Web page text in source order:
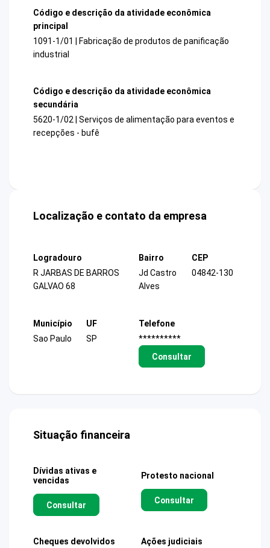
Código e descrição da atividade econômica
principal
1091-1/01 | Fabricação de produtos de panificação
industrial
Código e descrição da atividade econômica
secundária
5620-1/02 | Serviços de alimentação para eventos e
recepções - bufê
Localização e contato da empresa
Logradouro
R JARBAS DE BARROS
GALVAO 68
Bairro
Jd Castro
Alves
CEP
04842-130
Município
Sao Paulo
UF
SP
Telefone
**********
Consultar
Situação financeira
Dívidas ativas e
vencidas
Consultar
Protesto nacional
Consultar
Cheques devolvidos Ações judiciais